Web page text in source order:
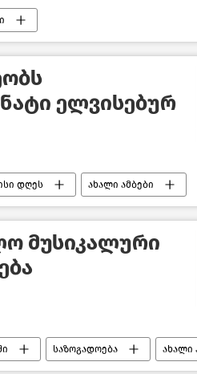
ელვისებურ
დღეს ახალი ამბები
მუსიკალური
საზოგადოება ახალი